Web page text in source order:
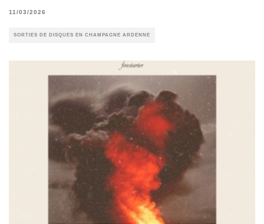
11/03/2026
SORTIES DE DISQUES EN CHAMPAGNE ARDENNE